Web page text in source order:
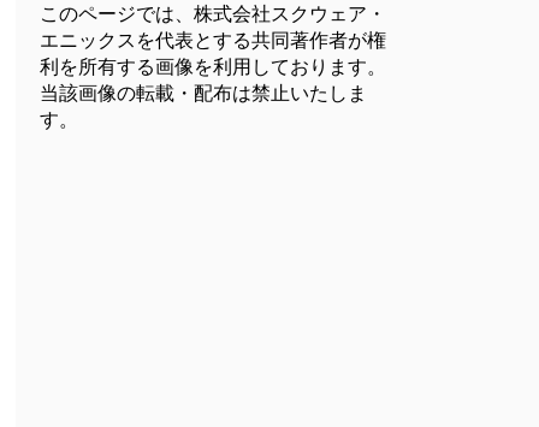
このページでは、株式会社スクウェア・
エニックスを代表とする共同著作者が権
利を所有する画像を利用しております。
当該画像の転載・配布は禁止いたしま
す。